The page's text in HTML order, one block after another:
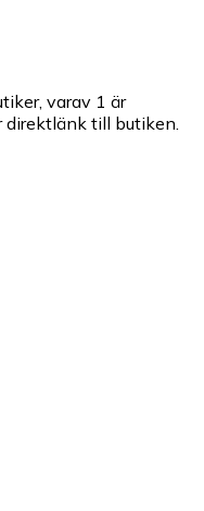
varav 1 är
till butiken.